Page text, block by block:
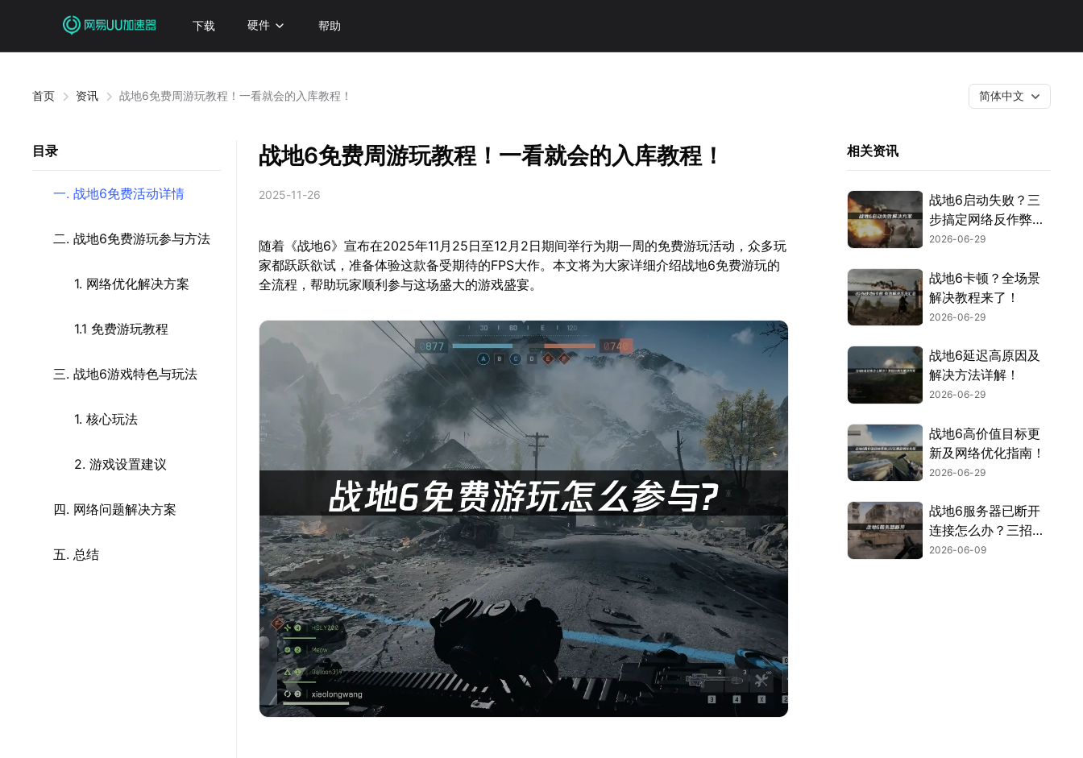
下载 硬件 帮助
首页 资讯 战地6免费周游玩教程！一看就会的入库教程！ 简体中文
目录
一. 战地6免费活动详情
二. 战地6免费游玩参与方法
1. 网络优化解决方案
1.1 免费游玩教程
三. 战地6游戏特色与玩法
1. 核心玩法
2. 游戏设置建议
四. 网络问题解决方案
五. 总结
战地6免费周游玩教程！一看就会的入库教程！
2025-11-26
随着《战地6》宣布在2025年11月25日至12月2日期间举行为期一周的免费游玩活动，众多玩
家都跃跃欲试，准备体验这款备受期待的FPS大作。本文将为大家详细介绍战地6免费游玩的
全流程，帮助玩家顺利参与这场盛大的游戏盛宴。
相关资讯
战地6启动失败？三
步搞定网络反作弊与
安全设置！
2026-06-29
战地6卡顿？全场景
解决教程来了！
2026-06-29
战地6延迟高原因及
解决方法详解！
2026-06-29
战地6高价值目标更
新及网络优化指南！
2026-06-29
战地6服务器已断开
连接怎么办？三招告
别服务器断开连接！
2026-06-09